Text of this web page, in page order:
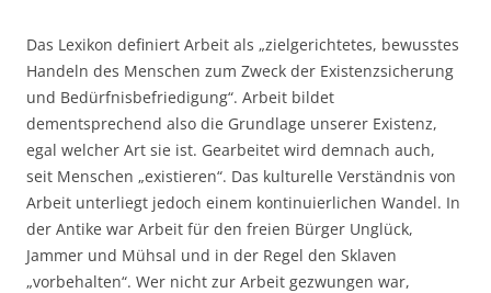
Das Lexikon definiert Arbeit als „zielgerichtetes, bewusstes
Handeln des Menschen zum Zweck der Existenzsicherung
und Bedürfnisbefriedigung“. Arbeit bildet
dementsprechend also die Grundlage unserer Existenz,
egal welcher Art sie ist. Gearbeitet wird demnach auch,
seit Menschen „existieren“. Das kulturelle Verständnis von
Arbeit unterliegt jedoch einem kontinuierlichen Wandel. In
der Antike war Arbeit für den freien Bürger Unglück,
Jammer und Mühsal und in der Regel den Sklaven
„vorbehalten“. Wer nicht zur Arbeit gezwungen war,